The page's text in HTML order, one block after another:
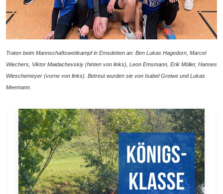
Traten beim Mannschaftswettkampf in Emsdetten an: Ben Lukas Hagedorn, Marcel
Wiechers, Viktor Maidachevskiy (hinten von links), Leon Emsmann, Erik Möller, Hannes
Wieschemeyer (vorne von links). Betreut wurden sie von Isabel Greiwe und Lukas
Meemann.